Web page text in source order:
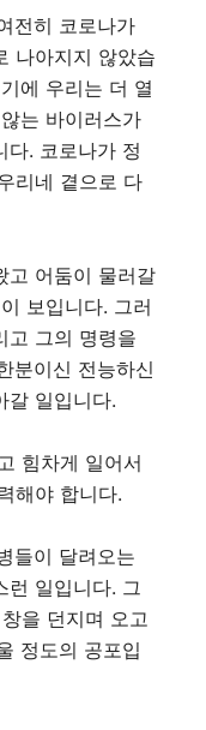
전히 코로나가
나아지지 않았습
에 우리는 더 열
는 바이러스가
다. 코로나가 정
리네 곁으로 다
고 어둠이 물러갈
보입니다. 그러
고 그의 명령을
분이신 전능하신
갈 일입니다.
힘차게 일어서
해야 합니다.
들이 달려오는
런 일입니다. 그
을 던지며 오고
정도의 공포입